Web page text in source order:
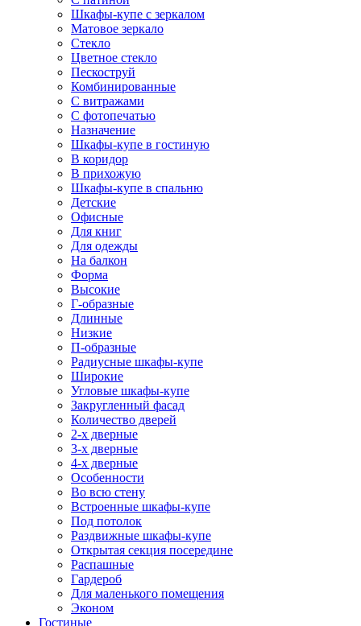
Шкафы-купе с зеркалом
Матовое зеркало
Стекло
Цветное стекло
Пескоструй
Комбинированные
С витражами
С фотопечатью
Назначение
Шкафы-купе в гостиную
В коридор
В прихожую
Шкафы-купе в спальню
Детские
Офисные
Для книг
Для одежды
На балкон
Форма
Высокие
Г-образные
Длинные
Низкие
П-образные
Радиусные шкафы-купе
Широкие
Угловые шкафы-купе
Закругленный фасад
Количество дверей
2-х дверные
3-х дверные
4-х дверные
Особенности
Во всю стену
Встроенные шкафы-купе
Под потолок
Раздвижные шкафы-купе
Открытая секция посередине
Распашные
Гардероб
Для маленького помещения
Эконом
Гостиные